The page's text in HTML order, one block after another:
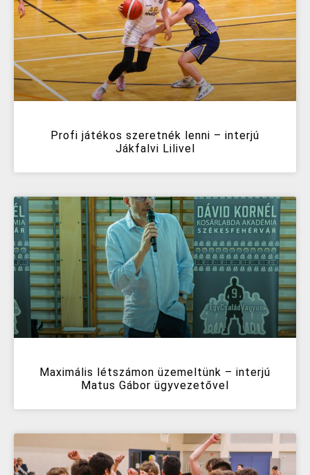
Profi játékos szeretnék lenni – interjú
Jákfalvi Lilivel
Maximális létszámon üzemeltünk – interjú
Matus Gábor ügyvezetővel